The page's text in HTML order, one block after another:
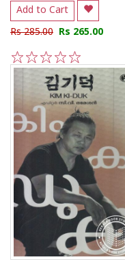
Add to Cart
Rs 285.00 Rs 265.00
5
4
3
2
1